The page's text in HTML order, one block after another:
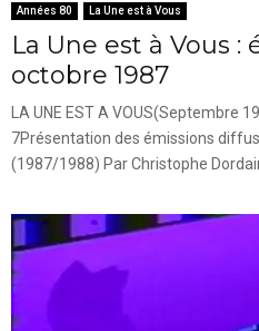
Années 80 La Une est à Vous
La Une est à Vous
octobre 1987
LA UNE EST A VOUS(Septembre
7Présentation des émissions
(1987/1988) Par Christophe